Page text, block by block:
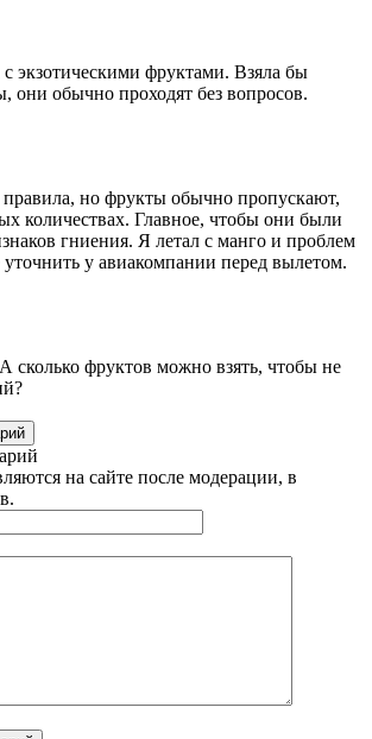
экзотическими фруктами. Взяла бы
они обычно проходят без вопросов.
но фрукты обычно пропускают,
количествах. Главное, чтобы они были
гниения. Я летал с манго и проблем
у авиакомпании перед вылетом.
сколько фруктов можно взять, чтобы не
на сайте после модерации, в